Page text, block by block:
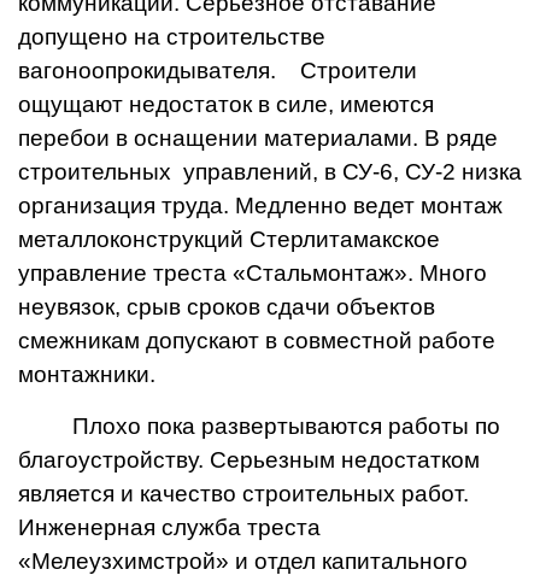
допущено на строительстве
вагоноопрокидывателя. Строители
ощущают недостаток в силе, имеются
перебои в оснащении материалами. В ряде
строительных управлений, в СУ-6, СУ-2 низка
организация труда. Медленно ведет монтаж
металлоконструкций Стерлитамакское
управление треста «Стальмонтаж». Много
неувязок, срыв сроков сдачи объектов
смежникам допускают в совместной работе
монтажники.
Плохо пока развертываются работы по
благоустройству. Серьезным недостатком
является и качество строительных работ.
Инженерная служба треста
«Мелеузхимстрой» и отдел капитального